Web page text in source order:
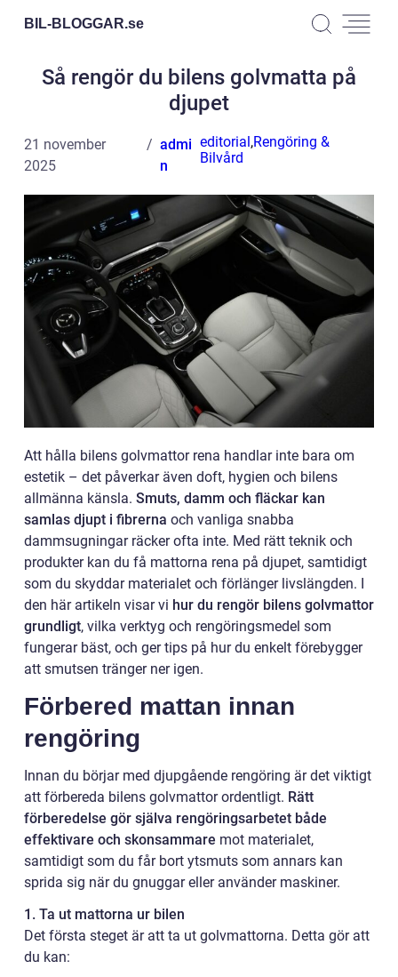
BIL-BLOGGAR.se
Så rengör du bilens golvmatta på
djupet
21 november
2025
admi
n
editorial,Rengöring &
Bilvård
Att hålla bilens golvmattor rena handlar inte bara om
estetik – det påverkar även doft, hygien och bilens
allmänna känsla. Smuts, damm och fläckar kan
samlas djupt i fibrerna och vanliga snabba
dammsugningar räcker ofta inte. Med rätt teknik och
produkter kan du få mattorna rena på djupet, samtidigt
som du skyddar materialet och förlänger livslängden. I
den här artikeln visar vi hur du rengör bilens golvmattor
grundligt, vilka verktyg och rengöringsmedel som
fungerar bäst, och ger tips på hur du enkelt förebygger
att smutsen tränger ner igen.
Förbered mattan innan
rengöring
Innan du börjar med djupgående rengöring är det viktigt
att förbereda bilens golvmattor ordentligt. Rätt
förberedelse gör själva rengöringsarbetet både
effektivare och skonsammare mot materialet,
samtidigt som du får bort ytsmuts som annars kan
sprida sig när du gnuggar eller använder maskiner.
1. Ta ut mattorna ur bilen
Det första steget är att ta ut golvmattorna. Detta gör att
du kan: